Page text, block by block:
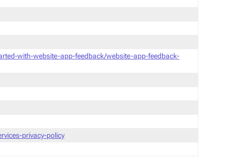
with-website-app-feedback/website-app-feedback-
privacy-policy